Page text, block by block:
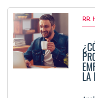
RR.
LA